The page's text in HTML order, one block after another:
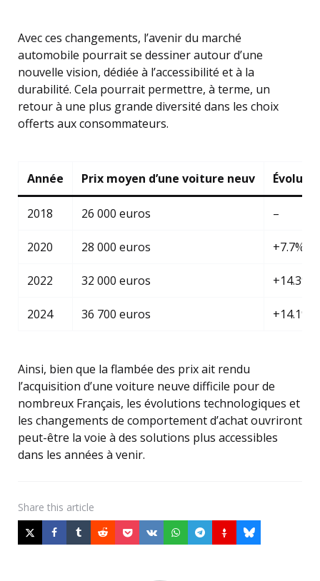
Avec ces changements, l’avenir du marché
automobile pourrait se dessiner autour d’une
nouvelle vision, dédiée à l’accessibilité et à la
durabilité. Cela pourrait permettre, à terme, un
retour à une plus grande diversité dans les choix
offerts aux consommateurs.
Année Prix moyen d’une voiture neuv
2018 26 000 euros –
2020 28 000 euros +7.7%
2022 32 000 euros +14.3%
2024 36 700 euros +14.1%
Ainsi, bien que la flambée des prix ait rendu
l’acquisition d’une voiture neuve difficile pour de
nombreux Français, les évolutions technologiques et
les changements de comportement d’achat ouvriront
peut-être la voie à des solutions plus accessibles
dans les années à venir.
Share this article